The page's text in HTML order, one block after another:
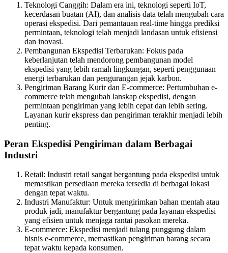
Teknologi Canggih: Dalam era ini, teknologi seperti IoT,
kecerdasan buatan (AI), dan analisis data telah mengubah cara
operasi ekspedisi. Dari pemantauan real-time hingga prediksi
permintaan, teknologi telah menjadi landasan untuk efisiensi
dan inovasi.
Pembangunan Ekspedisi Terbarukan: Fokus pada
keberlanjutan telah mendorong pembangunan model
ekspedisi yang lebih ramah lingkungan, seperti penggunaan
energi terbarukan dan pengurangan jejak karbon.
Pengiriman Barang Kurir dan E-commerce: Pertumbuhan e-
commerce telah mengubah lanskap ekspedisi, dengan
permintaan pengiriman yang lebih cepat dan lebih sering.
Layanan kurir ekspress dan pengiriman terakhir menjadi lebih
penting.
Peran Ekspedisi Pengiriman dalam Berbagai
Industri
Retail: Industri retail sangat bergantung pada ekspedisi untuk
memastikan persediaan mereka tersedia di berbagai lokasi
dengan tepat waktu.
Industri Manufaktur: Untuk mengirimkan bahan mentah atau
produk jadi, manufaktur bergantung pada layanan ekspedisi
yang efisien untuk menjaga rantai pasokan mereka.
E-commerce: Ekspedisi menjadi tulang punggung dalam
bisnis e-commerce, memastikan pengiriman barang secara
tepat waktu kepada konsumen.